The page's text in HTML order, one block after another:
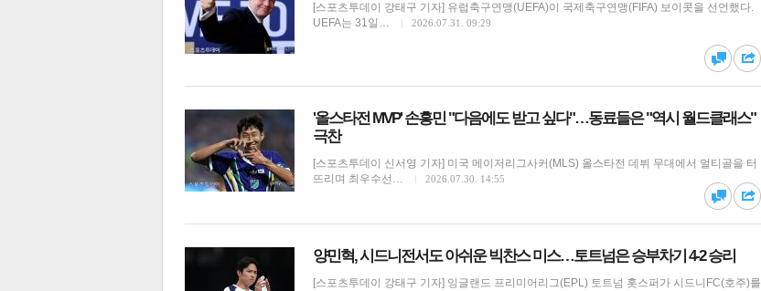
댓글 공유
댓글 공유
[스포츠투데이 강태구 기자] 유럽축구연맹(UEFA)이 국제축구연맹(FIFA) 보이콧을 선언했다.
UEFA는 31일…
2026.07.31. 09:29
'올스타전 MVP' 손흥민 "다음에도 받고 싶다"…동료들은 "역시 월드클래스"
극찬
[스포츠투데이 신서영 기자] 미국 메이저리그사커(MLS) 올스타전 데뷔 무대에서 멀티골을 터
뜨리며 최우수선…
2026.07.30. 14:55
양민혁, 시드니전서도 아쉬운 빅찬스 미스…토트넘은 승부차기 4-2 승리
[스포츠투데이 강태구 기자] 잉글랜드 프리미어리그(EPL) 토트넘 홋스퍼가 시드니FC(호주)를